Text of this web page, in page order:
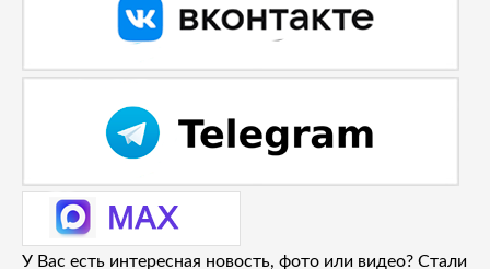
У Вас есть интересная новость, фото или видео? Стали